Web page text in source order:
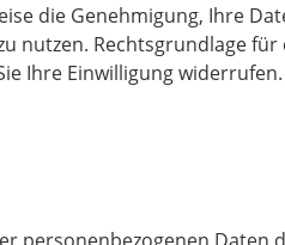
die Genehmigung, Ihre
nutzen. Rechtsgrundlage
Ihre Einwilligung widerrufen.